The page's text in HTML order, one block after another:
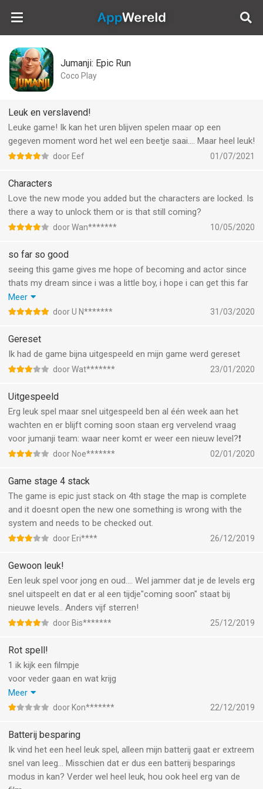
AppWereld
Jumanji: Epic Run
Coco Play
Leuk en verslavend!
Leuke game! Ik kan het uren blijven spelen maar op een
gegeven moment word het wel een beetje saai.... Maar heel leuk!
door Eef 01/07/2021
Characters
Love the new mode you added but the characters are locked. Is
there a way to unlock them or is that still coming?
door Wan******* 10/05/2020
so far so good
seeing this game gives me hope of becoming and actor since
thats my dream since i was a little boy, i hope i can get this far
like kevin and dwayne did with jumanji. i cant really say anything
bad about this game cause im still using an iPhone 6 and you
starts and maybe just maybe you might need to fix the
response on the movement it has a little bit of delay i think or
maybe its just my phone i don’t know but take a look at that.
Meer
door U N******* 31/03/2020
Gereset
Ik had de game bijna uitgespeeld en mijn game werd gereset
door Wat******* 23/01/2020
Uitgespeeld
Erg leuk spel maar snel uitgespeeld ben al één week aan het
wachten en er blijft coming soon staan erg vervelend vraag
voor jumanji team: waar neer komt er weer een nieuw level?❗️
door Noe******* 02/01/2020
Game stage 4 stack
The game is epic just stack on 4th stage the map is complete
and it doesnt open the new one something is wrong with the
system and needs to be checked out.
door Eri**** 26/12/2019
Gewoon leuk!
Een leuk spel voor jong en oud.... Wel jammer dat je de levels erg
snel uitspeelt en dat er al een tijdje"coming soon" staat bij
nieuwe levels.. Anders vijf sterren!
door Bis******* 25/12/2019
Rot spell!
1 ik kijk een filmpje
voor veder gaan en wat krijg
Ik niks
2 je kan er niks mee
de zelfde reclame als het spel zien?
4 het is gewoon en rot spel
Meer
door Kon******* 22/12/2019
Batterij besparing
Ik vind het een heel leuk spel, alleen mijn batterij gaat er extreem
snel van leeg... Misschien dat er dus een batterij besparings
modus in kan? Verder wel heel leuk, hou ook heel erg van de